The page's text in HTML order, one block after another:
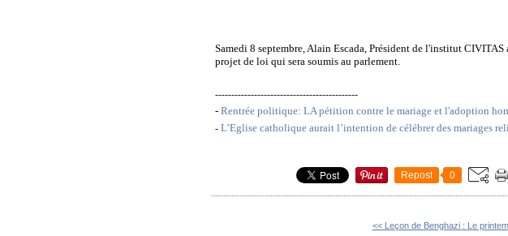
Samedi 8 septembre, Alain Escada, Président de l'institut
projet de loi qui sera soumis au parlement.
--------------------------------------------
- Rentrée politique: LA pétition contre le mariage et l'adoption
-L’Eglise catholique aurait l’intention de célébrer des mariages
Repost 0
<< Leçon de Benghazi : Le